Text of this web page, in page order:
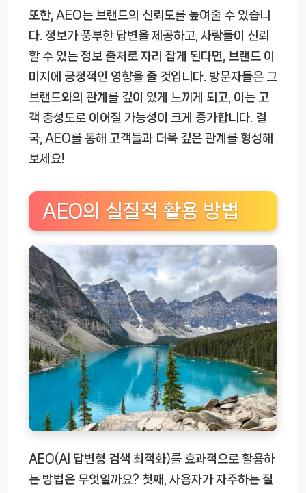
또한, AEO는 브랜드의 신뢰도를 높여줄 수 있습니
다. 정보가 풍부한 답변을 제공하고, 사람들이 신뢰
할 수 있는 정보 출처로 자리 잡게 된다면, 브랜드 이
미지에 긍정적인 영향을 줄 것입니다. 방문자들은 그
브랜드와의 관계를 깊이 있게 느끼게 되고, 이는 고
객 충성도로 이어질 가능성이 크게 증가합니다. 결
국, AEO를 통해 고객들과 더욱 깊은 관계를 형성해
보세요!
AEO의 실질적 활용 방법
AEO(AI 답변형 검색 최적화)를 효과적으로 활용하
는 방법은 무엇일까요? 첫째, 사용자가 자주하는 질